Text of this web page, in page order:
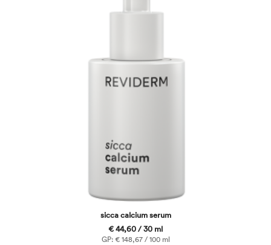
sicca calcium serum
€ 44,60 / 30 ml
GP: € 148,67 / 100 ml